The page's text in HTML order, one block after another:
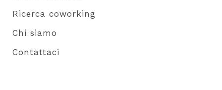
Ricerca coworking
Chi siamo
Contattaci